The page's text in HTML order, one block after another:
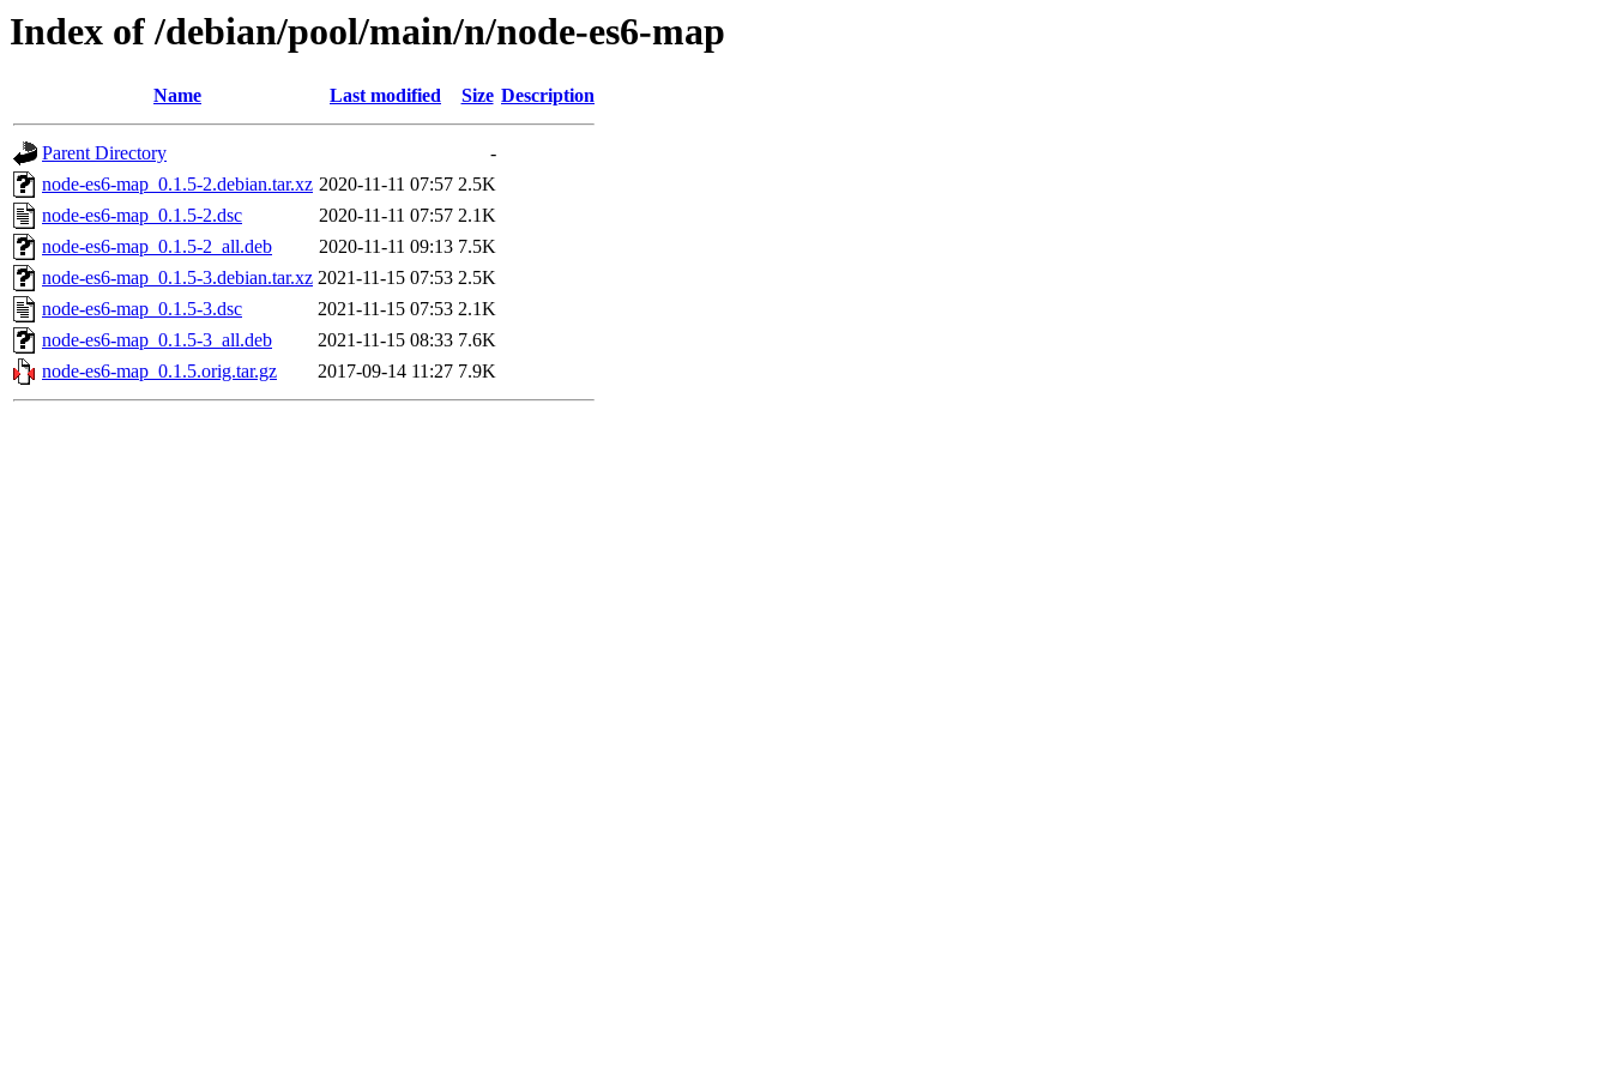
Index of /debian/pool/main/n/node-es6-map
Name Last modified Size Description
Parent Directory
-
node-es6-map_0.1.5-2.debian.tar.xz 2020-11-11 07:57 2.5K
node-es6-map_0.1.5-2.dsc
2020-11-11 07:57 2.1K
node-es6-map_0.1.5-2_all.deb
2020-11-11 09:13 7.5K
node-es6-map_0.1.5-3.debian.tar.xz 2021-11-15 07:53 2.5K
node-es6-map_0.1.5-3.dsc
2021-11-15 07:53 2.1K
node-es6-map_0.1.5-3_all.deb
2021-11-15 08:33 7.6K
node-es6-map_0.1.5.orig.tar.gz
2017-09-14 11:27 7.9K